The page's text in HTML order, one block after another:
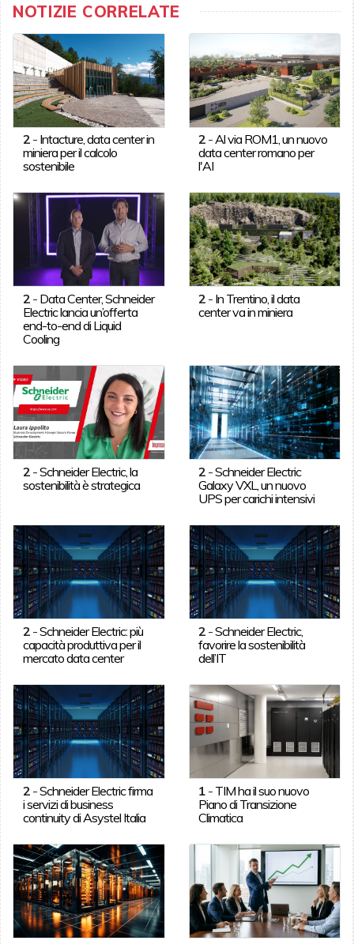
NOTIZIE CORRELATE
2- Intacture, data center in
miniera per il calcolo
sostenibile
2 - Al via ROM1, un nuovo
data center romano per
l'AI
2- Data Center, Schneider
Electric lancia un’offerta
end-to-end di Liquid
Cooling
2 - In Trentino, il data
center va in miniera
2-Schneider Electric, la
sostenibilità è strategica
2 -Schneider Electric
Galaxy VXL, un nuovo
UPS per carichi intensivi
2-Schneider Electric: più
capacità produttiva per il
mercato data center
2 -Schneider Electric,
favorire la sostenibilità
dell’IT
2-Schneider Electric firma
i servizi di business
continuity di Asystel Italia
1 - TIM ha il suo nuovo
Piano di Transizione
Climatica